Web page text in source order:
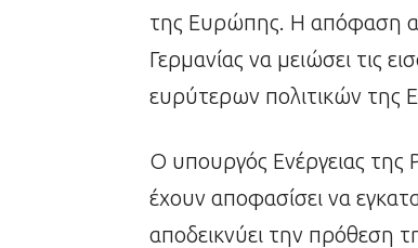
της Ευρώπης. Η απόφαση
Γερμανίας να μειώσει τις
ευρύτερων πολιτικών της
Ο υπουργός Ενέργειας της
έχουν αποφασίσει να
αποδεικνύει την πρόθεση